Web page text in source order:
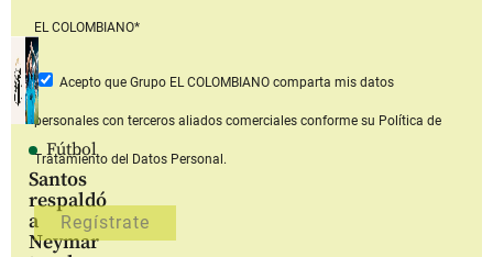
Fútbol
Santos
respaldó
a
Neymar
EL COLOMBIANO*
Acepto que Grupo EL COLOMBIANOcomparta mis datos
personales con terceros aliados comerciales conforme su Política de
Tratamiento del Datos Personal.